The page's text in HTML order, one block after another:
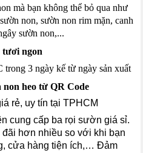
mà bạn không thể bỏ qua như
non, sườn non rim mặn, canh
sườn non,...
tươi ngon
trong 3 ngày kế từ ngày sản xuất
heo từ QR Code
rẻ, uy tín tại TPHCM
cung cấp ba rọi sườn giá sỉ.
hơn nhiều so với khi bạn
cửa hàng tiện ích,… Đảm